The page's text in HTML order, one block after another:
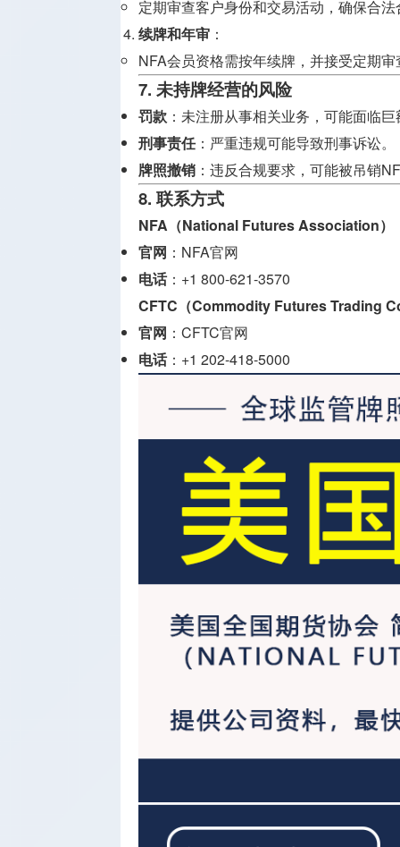
定期审查客户身份和交易活动，确保合法
续牌和年审 ：
NFA会员资格需按年续牌，并接受定期审
7. 未持牌经营的风险
罚款 ：未注册从事相关业务，可能面临
刑事责任：严重违规可能导致刑事诉讼。
牌照撤销 ：违反合规要求，可能被吊销
8. 联系方式
NFA（National Futures Association）
官网 ： NFA官网
电话：+1 800-621-3570
CFTC（Commodity Futures Trading
官网 ： CFTC官网
电话：+1 202-418-5000